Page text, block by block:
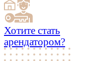
Хотите стать
арендатором?